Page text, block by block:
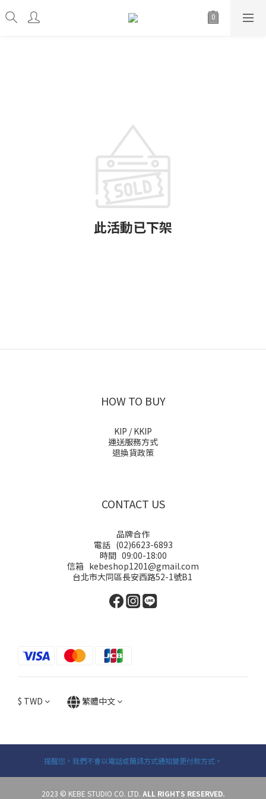
此活動已下架
HOW TO BUY
KIP / KKIP
運送服務方式
退換貨政策
CONTACT US
品牌合作
電話 (02)6623-6893
時間 09:00-18:00
信箱 kebeshop1201@gmail.com
台北市大同區長安西路52-1號B1
$ TWD 繁體中文
提醒您，我們不會以電話或簡訊方式通知變更付款方式。
2023 © KEBE STUDIO CO. LTD. ALL RIGHTS RESERVED.